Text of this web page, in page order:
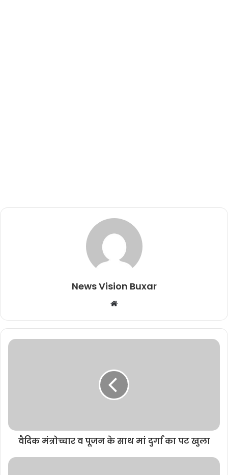
News Vision Buxar
b
s
e
वैदिक मंत्रोच्चार व पूजन के साथ मां दुर्गा का पट खुला